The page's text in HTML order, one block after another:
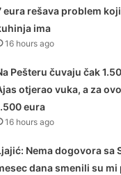
eura rešava problem
ima
16 hours ago
Pešteru čuvaju čak
otjerao vuka, a za
eura
16 hours ago
Nema dogovora sa
dana smenili su